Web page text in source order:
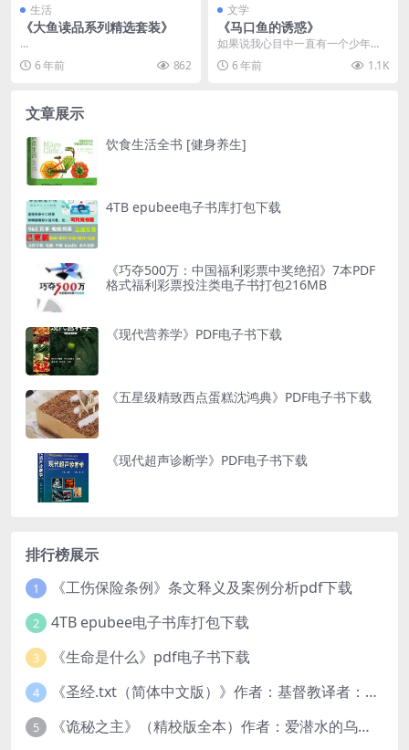
生活
《大鱼读品系列精选套装》
...
6 年前
862
文学
《马口鱼的诱惑》
如果说我心目中一直有一个少年诗
人形象的话，这个人就是张万新。
中国当代，也有一些诗...
6 年前 1.1K
文章展示
饮食生活全书 [健身养生]
4TB epubee电子书库打包下载
《巧夺500万：中国福利彩票中奖绝招》7本PDF
格式福利彩票投注类电子书打包216MB
《现代营养学》PDF电子书下载
《五星级精致西点蛋糕沈鸿典》PDF电子书下载
《现代超声诊断学》PDF电子书下载
排行榜展示
1 《工伤保险条例》条文释义及案例分析pdf下载
2 4TB epubee电子书库打包下载
3 《生命是什么》pdf电子书下载
4 《圣经.txt（简体中文版）》作者：基督教译者：中国基督教协会
5 《诡秘之主》（精校版全本）作者：爱潜水的乌贼txt